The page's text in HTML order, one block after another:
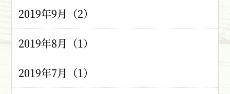
2019年9月（2）
2019年8月（1）
2019年7月（1）